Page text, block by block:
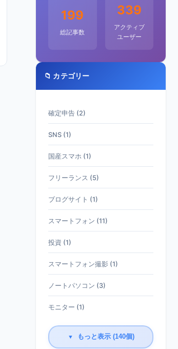
199
総記事数
339
アクティブ
ユーザー
📁 カテゴリー
確定申告 (2)
SNS (1)
国産スマホ (1)
フリーランス (5)
ブログサイト (1)
スマートフォン (11)
投資 (1)
スマートフォン撮影 (1)
ノートパソコン (3)
モニター (1)
▼ もっと表示 (140個)